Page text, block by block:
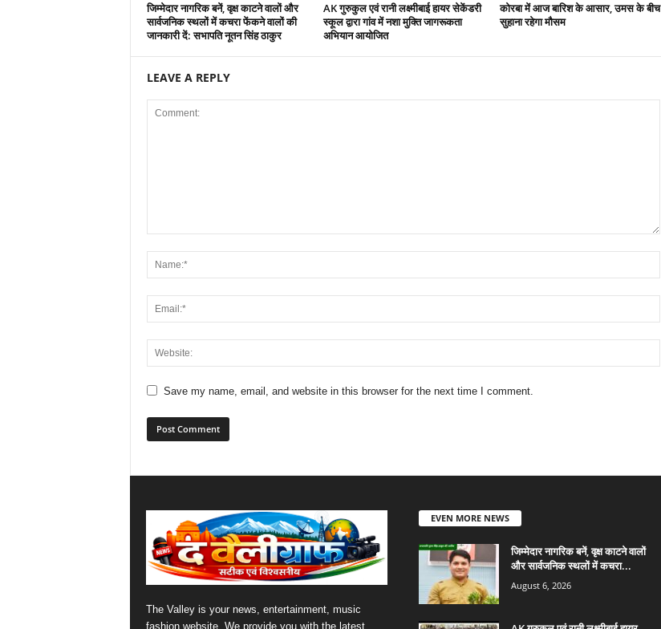
जिम्मेदार नागरिक बनें, वृक्ष काटने वालों और
सार्वजनिक स्थलों में कचरा फेंकने वालों की
जानकारी दें: सभापति नूतन सिंह ठाकुर
AK गुरुकुल एवं रानी लक्ष्मीबाई हायर सेकेंडरी
स्कूल द्वारा गांव में नशा मुक्ति जागरूकता
अभियान आयोजित
कोरबा में आज बारिश के आसार, उमस के बीच
सुहाना रहेगा मौसम
LEAVE A REPLY
Save my name, email, and website in this browser for the next time I comment.
The Valley is your news, entertainment, music
fashion website. We provide you with the latest
EVEN MORE NEWS
जिम्मेदार नागरिक बनें, वृक्ष काटने वालों
और सार्वजनिक स्थलों में कचरा...
August 6, 2026